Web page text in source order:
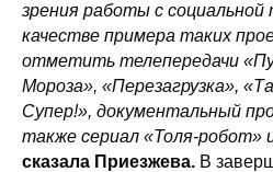
зрения работы с
качестве примера таких
отметить телепередачи
Мороза», «Перезагрузка»,
Супер!», документальный
также сериал «Толя-робот»
сказала Приезжева. В